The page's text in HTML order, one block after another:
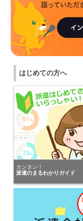
株式会社ワイズ
にキニナルを送
東京都の女性が
パーソルテンプ
にキニナルを送
東京都の女性が
エム・ユー・コ
にキニナルを送り
千葉県の女性が
株式会社JR東日
にキニナルを送り
東京都の女性が
株式会社ワイズ
にキニナルを送り
千葉県の男性が
アデコ株式会社
にキニナルを送り
はじめての方へ
カンタン！
派遣のまるわかりガイド